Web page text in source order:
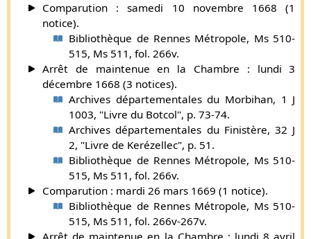
Comparution : samedi 10 novembre 1668 (1
notice).
Bibliothèque de Rennes Métropole, Ms 510-
515, Ms 511, fol. 266v.
Arrêt de maintenue en la Chambre : lundi 3
décembre 1668 (3 notices).
Archives départementales du Morbihan, 1 J
1003, "Livre du Botcol", p. 73-74.
Archives départementales du Finistère, 32 J
2, "Livre de Kerézellec", p. 51.
Bibliothèque de Rennes Métropole, Ms 510-
515, Ms 511, fol. 266v.
Comparution : mardi 26 mars 1669 (1 notice).
Bibliothèque de Rennes Métropole, Ms 510-
515, Ms 511, fol. 266v-267v.